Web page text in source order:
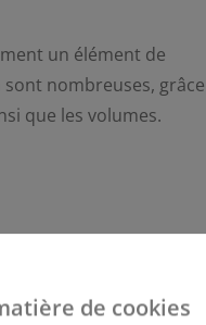
un élément de
nombreuses,
que les volumes.
avantages
de cookies